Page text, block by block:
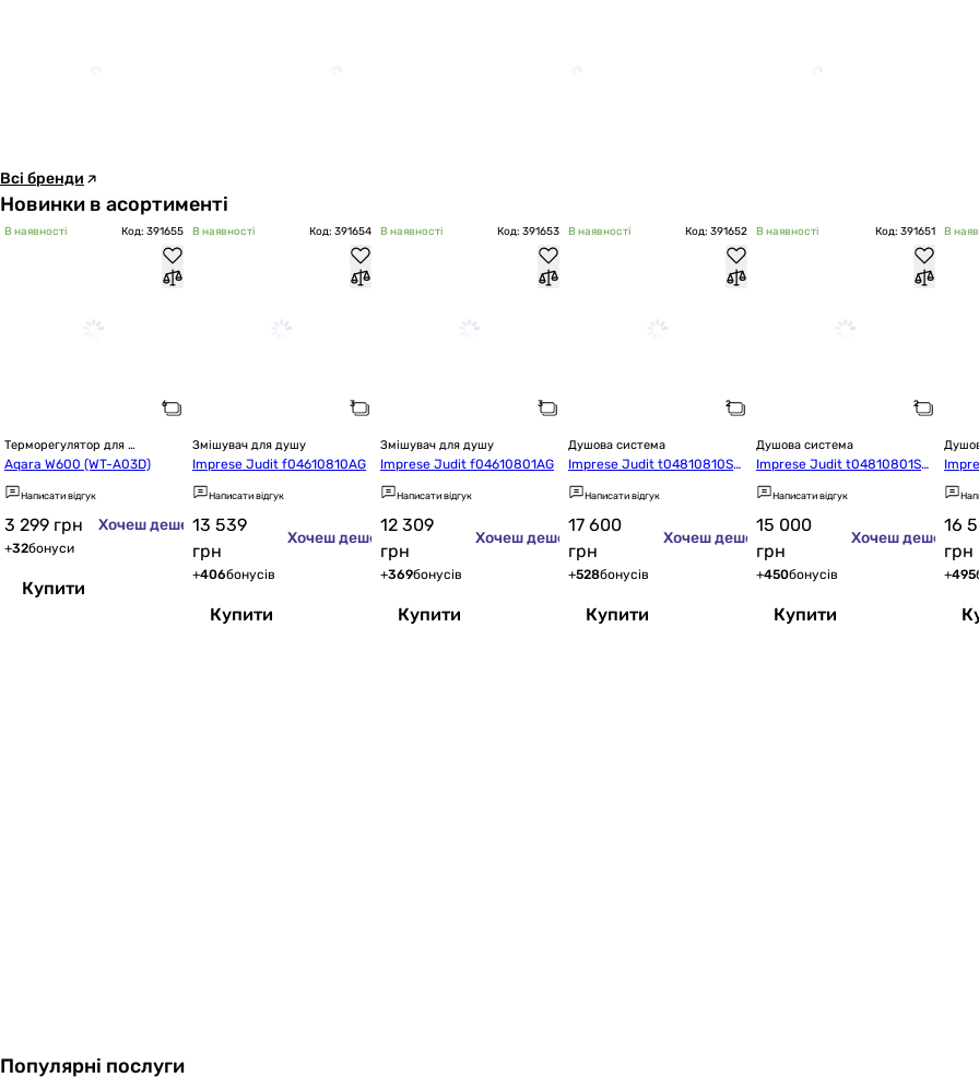
Всі бренди
Новинки в асортименті
В наявності Код: 391655
Терморегулятор для
радіатора опалення
Aqara W600 (WT-A03D)
Написати відгук
3 299 грн Хочеш дешевше?
+32бонуси
Купити
В наявності Код: 391654
Змішувач для душу
Imprese Judit f04610810AG
Написати відгук
13 539
грн
Хочеш дешевше?
+406бонусів
Купити
В наявності Код: 391653
Змішувач для душу
Imprese Judit f04610801AG
Написати відгук
12 309
грн
Хочеш дешевше?
+369бонусів
Купити
В наявності Код: 391652
Душова система
Imprese Judit t04810810SB
C
Написати відгук
17 600
грн
Хочеш дешевше?
+528бонусів
Купити
В наявності Код: 391651
Душова система
Imprese Judit t04810801SQ
C
Написати відгук
15 000
грн
Хочеш дешевше?
+450бонусів
Купити
В
C
16
грн
+495
Популярні послуги